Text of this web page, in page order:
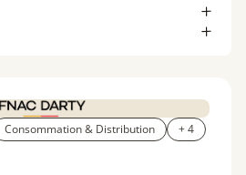
Consommation & Distribution + 4